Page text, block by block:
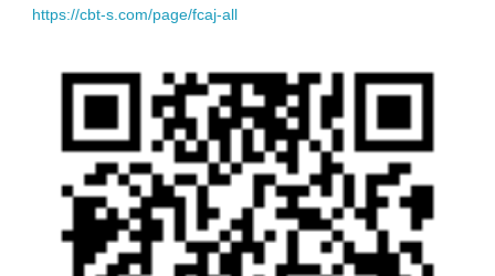
https://cbt-s.com/page/fcaj-all